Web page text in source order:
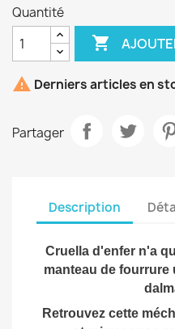
Quantité

 Derniers articles en
Partager
Description
Cruella d'enfer n'a
manteau de fourrure
Retrouvez cette